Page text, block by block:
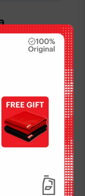
Aceh
bekas untuk
agar aspek
sah atas nama
pajak di masa